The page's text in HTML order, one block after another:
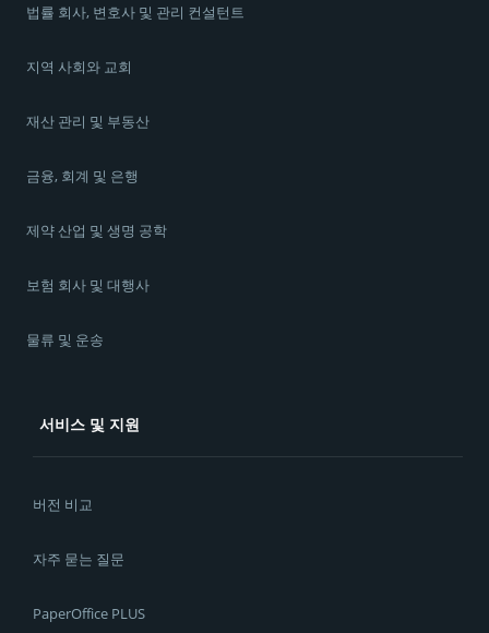
법률 회사, 변호사 및 관리 컨설턴트
지역 사회와 교회
재산 관리 및 부동산
금융, 회계 및 은행
제약 산업 및 생명 공학
보험 회사 및 대행사
물류 및 운송
서비스 및 지원
버전 비교
자주 묻는 질문
PaperOffice PLUS